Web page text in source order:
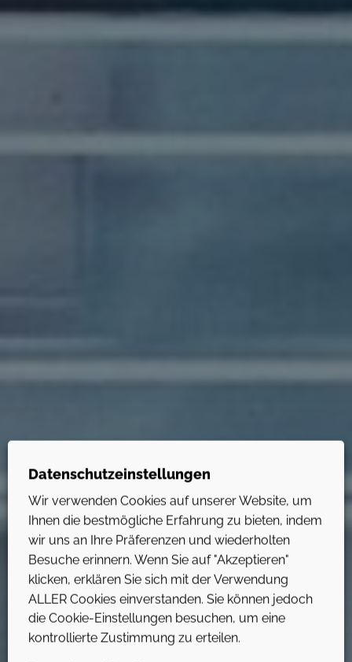
FÜR MEHR FÜHRUNGSKRAFT
BUSINESS COACHING
& MANAGEMENT­
BERATUNG
Datenschutzeinstellungen
Wir verwenden Cookies auf unserer Website, um
Ihnen die bestmögliche Erfahrung zu bieten, indem
wir uns an Ihre Präferenzen und wiederholten
Besuche erinnern. Wenn Sie auf "Akzeptieren"
klicken, erklären Sie sich mit der Verwendung
ALLER Cookies einverstanden. Sie können jedoch
die Cookie-Einstellungen besuchen, um eine
kontrollierte Zustimmung zu erteilen.